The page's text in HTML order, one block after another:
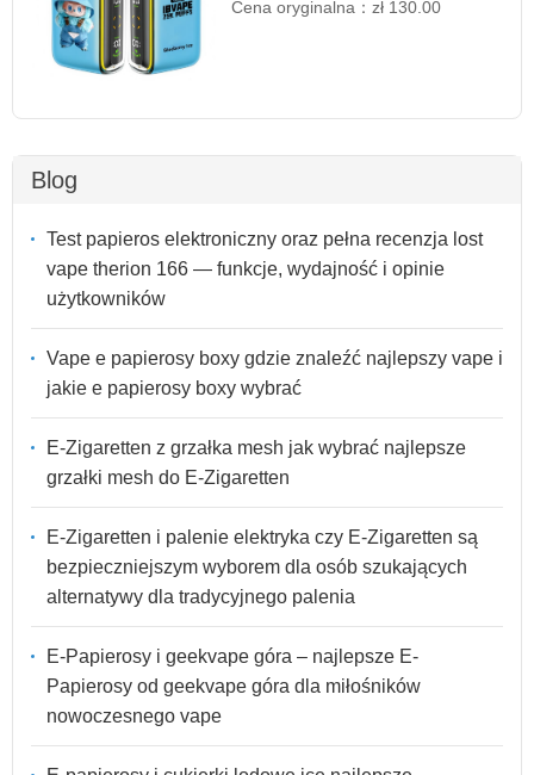
Cena oryginalna：zł 130.00
Blog
Test papieros elektroniczny oraz pełna recenzja lost
vape therion 166 — funkcje, wydajność i opinie
użytkowników
Vape e papierosy boxy gdzie znaleźć najlepszy vape i
jakie e papierosy boxy wybrać
E-Zigaretten z grzałka mesh jak wybrać najlepsze
grzałki mesh do E-Zigaretten
E-Zigaretten i palenie elektryka czy E-Zigaretten są
bezpieczniejszym wyborem dla osób szukających
alternatywy dla tradycyjnego palenia
E-Papierosy i geekvape góra – najlepsze E-
Papierosy od geekvape góra dla miłośników
nowoczesnego vape